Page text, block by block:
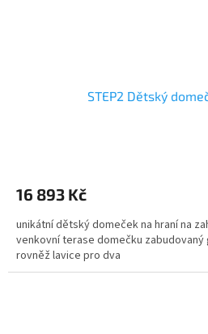
STEP2 Dětský
16 893 Kč
unikátní dětský domeček na hraní na
venkovní terase domečku
rovněž lavice pro dva